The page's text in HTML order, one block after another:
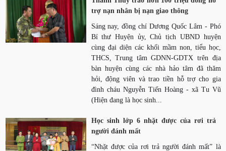
trợ nạn nhân bị nạn giao thông
Sáng nay, đồng chí Dương Quốc Lâm - Phó
Bí thư Huyện ủy, Chủ tịch UBND huyện
cùng đại diện các khối mầm non, tiểu học,
THCS, Trung tâm GDNN-GDTX trên địa
bàn huyện cùng các nhà hảo tâm đã thăm
hỏi, động viên và trao tiền hỗ trợ cho gia
đình cháu Nguyễn Tiến Hoàng - xã Tu Vũ
(Hiện đang là học sinh...
Học sinh lớp 6 nhặt được của rơi trả
người đánh mất
“Nhặt được của rơi trả người đánh mất” là